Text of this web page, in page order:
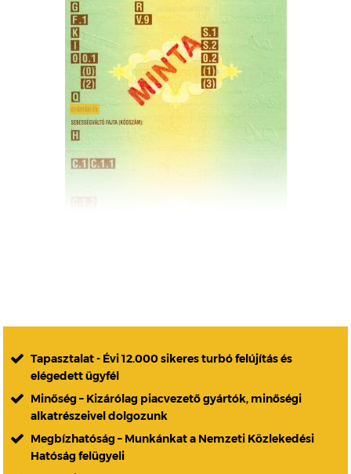
Tapasztalat - Évi 12.000 sikeres turbó felújítás és
elégedett ügyfél
Minőség – Kizárólag piacvezető gyártók, minőségi
alkatrészeivel dolgozunk
Megbízhatóság – Munkánkat a Nemzeti Közlekedési
Hatóság felügyeli